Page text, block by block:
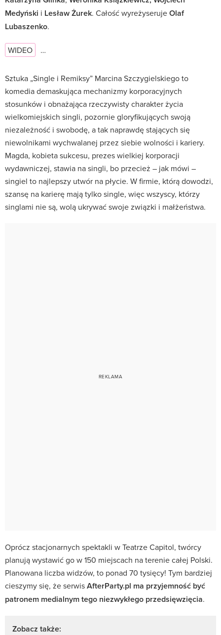
Medyński i Lesław Żurek. Całość wyreżyserujeOlaf
Lubaszenko.
WIDEO …
Sztuka „Single i Remiksy” Marcina Szczygielskiego to
komedia demaskująca mechanizmy korporacyjnych
stosunków i obnażająca rzeczywisty charakter życia
wielkomiejskich singli, pozornie gloryfikujących swoją
niezależność i swobodę, a tak naprawdę stających się
niewolnikami wychwalanej przez siebie wolności i kariery.
Magda, kobieta sukcesu, prezes wielkiej korporacji
wydawniczej, stawia na singli, bo przecież – jak mówi –
singiel to najlepszy utwór na płycie. W firmie, którą dowodzi,
szansę na karierę mają tylko single, więc wszyscy, którzy
singlami nie są, wolą ukrywać swoje związki i małżeństwa.
Oprócz stacjonarnych spektakli w Teatrze Capitol, twórcy
planują wystawić go w 150 miejscach na terenie całej Polski.
Planowana liczba widzów, to ponad 70 tysięcy! Tym bardziej
cieszymy się, że serwisAfterParty.pl ma przyjemność być
patronem medialnym tego niezwykłego przedsięwzięcia.
Zobacz także: